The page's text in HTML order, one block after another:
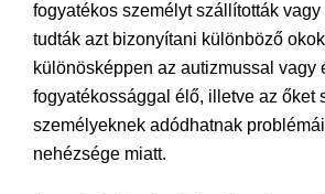
fogyatékos személyt szállították vagy
tudták azt bizonyítani különböző
különösképpen az autizmussal vagy
fogyatékossággal élő, illetve az őket
személyeknek adódhatnak
nehézsége miatt.